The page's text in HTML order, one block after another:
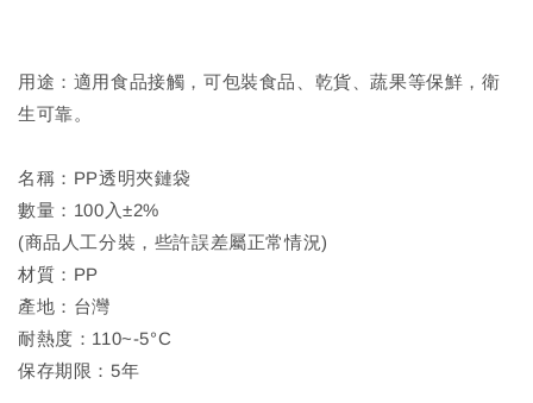
用途：適用食品接觸，可包裝食品、乾貨、蔬果等保鮮，衛
生可靠。
名稱：PP透明夾鏈袋
數量：100入±2%
(商品人工分裝，些許誤差屬正常情況)
材質：PP
產地：台灣
耐熱度：110~-5°C
保存期限：5年